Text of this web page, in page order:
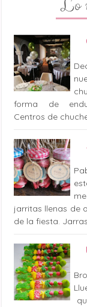
Una coca cola ?
Lo
forma de
Centros de
jarritas llenas de
de la fiesta.